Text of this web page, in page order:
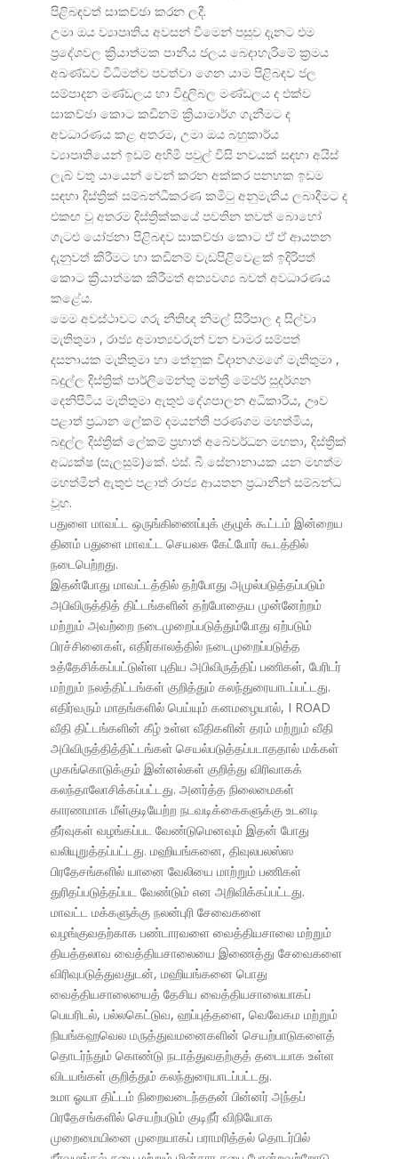
පිළිබඳවත් සාකච්ඡා කරන ලදී.
උමා ඔය ව්යාපෘතිය අවසන් වීමෙන් පසුව දැනට එම
ප්රදේශවල ක්රියාත්මක පානීය ජලය බෙදාහැරීමේ ක්රමය
අඛණ්ඩව විධිමත්ව පවත්වා ගෙන යාම පිළිබඳව ජල
සම්පාදන මණ්ඩලය හා විදුලිබල මණ්ඩලය ද එක්ව
සාකච්ඡා කොට කඩිනම් ක්රියාමාර්ග ගැනීමට ද
අවධාරණය කළ අතරම, උමා ඔය බහුකාර්ය
ව්යාපෘතියෙන් ඉඩම් අහිමි පවුල් විසි නවයක් සඳහා අයිස්
ලැබ් වතු යායෙන් වෙන් කරන අක්කර පනහක ඉඩම
සඳහා දිස්ත්රික් සම්බන්ධීකරණ කමිටු අනුමැතිය ලබාදීමට ද
එකඟ වූ අතරම දිස්ත්රික්කයේ පවතින තවත් බොහෝ
ගැටළු යෝජනා පිළිබඳව සාකච්ඡා කොට ඒ ඒ ආයතන
දැනුවත් කිරීමට හා කඩිනම් වැඩපිළිවෙළක් ඉදිරිපත්
කොට ක්රියාත්මක කිරීමත් අත්යවශ්ය බවත් අවධාරණය
කළේය.
මෙම අවස්ථාවට ගරු නීතිඥ නිමල් සිරිපාල ද සිල්වා
මැතිතුමා , රාජ්ය අමාත්යවරුන් වන චාමර සම්පත්
දසනායක මැතිතුමා හා තේනුක විදානගමගේ මැතිතුමා ,
බදුල්ල දිස්ත්රික් පාර්ලිමේන්තු මන්ත්රී මේජර් සුදර්ශන
දෙනිපිටිය මැතිතුමා ඇතුළු දේශපාලන අධිකාරිය, ඌව
පළාත් ප්රධාන ලේකම් දමයන්ති පරණගම මහත්මිය,
බදුල්ල දිස්ත්රික් ලේකම් ප්රභාත් අබේවර්ධන මහතා, දිස්ත්රික්
අධ්යක්ෂ (සැලසුම්)කේ. එස්. බී සේනානායක යන මහත්ම
මහත්මීන් ඇතුළු පළාත් රාජ්ය ආයතන ප්රධානීන් සම්බන්ධ
වූහ.
பதுளை மாவட்ட ஒருங்கிணைப்புக் குழுக் கூட்டம் இன்றைய
தினம் பதுளை மாவட்ட செயலக கேட்போர் கூடத்தில்
நடைபெற்றது.
இதன்போது மாவட்டத்தில் தற்போது அமுல்படுத்தப்படும்
அபிவிருத்தித் திட்டங்களின் தற்போதைய முன்னேற்றம்
மற்றும் அவற்றை நடைமுறைப்படுத்தும்போது ஏற்படும்
பிரச்சினைகள், எதிர்காலத்தில் நடைமுறைப்படுத்த
உத்தேசிக்கப்பட்டுள்ள புதிய அபிவிருத்திப் பணிகள், பேரிடர்
மற்றும் நலத்திட்டங்கள் குறித்தும் கலந்துரையாடப்பட்டது.
எதிர்வரும் மாதங்களில் பெய்யும் கனமழையால், I ROAD
வீதி திட்டங்களின் கீழ் உள்ள வீதிகளின் தரம் மற்றும் வீதி
அபிவிருத்தித்திட்டங்கள் செயல்படுத்தப்படாததால் மக்கள்
முகங்கொடுக்கும் இன்னல்கள் குறித்து விரிவாகக்
கலந்தாலோசிக்கப்பட்டது. அனர்த்த நிலைமைகள்
காரணமாக மீள்குடியேற்ற நடவடிக்கைகளுக்கு உடனடி
தீர்வுகள் வழங்கப்பட வேண்டுமெனவும் இதன் போது
வலியுறுத்தப்பட்டது. மஹியங்கனை, திவுலபலஸ்ஸ
பிரதேசங்களில் யானை வேலியை மாற்றும் பணிகள்
துரிதப்படுத்தப்பட வேண்டும் என அறிவிக்கப்பட்டது.
மாவட்ட மக்களுக்கு நலன்புரி சேவைகளை
வழங்குவதற்காக பண்டாரவளை வைத்தியசாலை மற்றும்
தியத்தலாவ வைத்தியசாலையை இணைத்து சேவைகளை
விரிவுபடுத்துவதுடன், மஹியங்கனை பொது
வைத்தியசாலையைத் தேசிய வைத்தியசாலையாகப்
பெயரிடல், பல்லகெட்டுவ, ஹப்புத்தளை, வெவேகம மற்றும்
நியங்கஹவெல மருத்துவமனைகளின் செயற்பாடுகளைத்
தொடர்ந்தும் கொண்டு நடாத்துவதற்குத் தடையாக உள்ள
விடயங்கள் குறித்தும் கலந்துரையாடப்பட்டது.
உமா ஓயா திட்டம் நிறைவடைந்ததன் பின்னர் அந்தப்
பிரதேசங்களில் செயற்படும் குடிநீர் விநியோக
முறைமையினை முறையாகப் பராமரித்தல் தொடர்பில்